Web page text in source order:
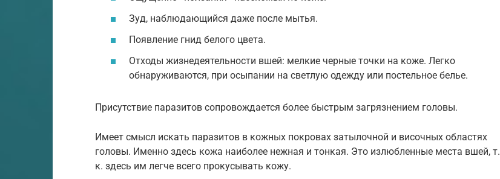
Зуд, наблюдающийся даже после мытья.
Появление гнид белого цвета.
Отходы жизнедеятельности вшей: мелкие черные точки на коже. Легко
обнаруживаются, при осыпании на светлую одежду или постельное белье.
Присутствие паразитов сопровождается более быстрым загрязнением головы.
Имеет смысл искать паразитов в кожных покровах затылочной и височных областях
головы. Именно здесь кожа наиболее нежная и тонкая. Это излюбленные места вшей, т.
к. здесь им легче всего прокусывать кожу.